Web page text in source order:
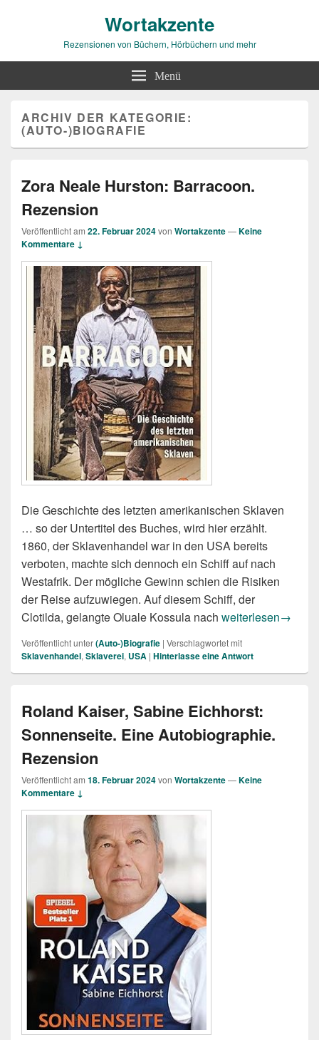
Wortakzente
Rezensionen von Büchern, Hörbüchern und mehr
Menü
ARCHIV DER KATEGORIE:
(AUTO-)BIOGRAFIE
Zora Neale Hurston: Barracoon.
Rezension
Veröffentlicht am 22. Februar 2024von Wortakzente—Keine
Kommentare ↓
Die Geschichte des letzten amerikanischen Sklaven
… so der Untertitel des Buches, wird hier erzählt.
1860, der Sklavenhandel war in den USA bereits
verboten, machte sich dennoch ein Schiff auf nach
Westafrik. Der mögliche Gewinn schien die Risiken
der Reise aufzuwiegen. Auf diesem Schiff, der
Clotilda, gelangte Oluale Kossula nach Zora Neale
weiterlesen→
Veröffentlicht unter(Auto-)Biografie | Verschlagwortet mit
Sklavenhandel, Sklaverei, USA | Hinterlasse eine Antwort
Roland Kaiser, Sabine Eichhorst:
Sonnenseite. Eine Autobiographie.
Rezension
Veröffentlicht am 18. Februar 2024von Wortakzente—Keine
Kommentare ↓